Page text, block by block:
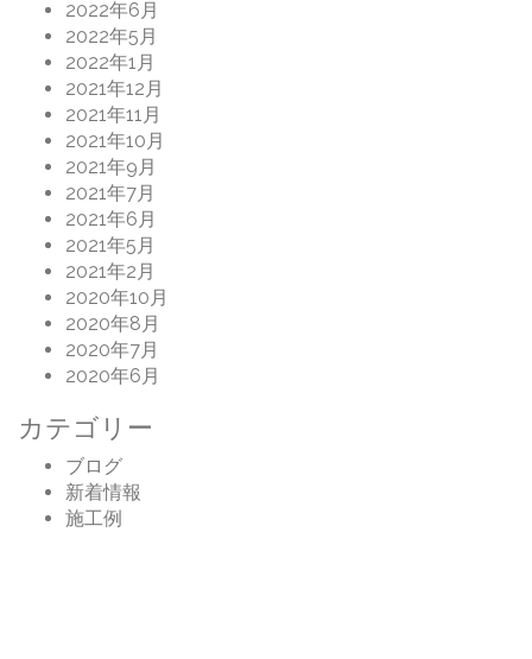
2022年6月
2022年5月
2022年1月
2021年12月
2021年11月
2021年10月
2021年9月
2021年7月
2021年6月
2021年5月
2021年2月
2020年10月
2020年8月
2020年7月
2020年6月
カテゴリー
ブログ
新着情報
施工例